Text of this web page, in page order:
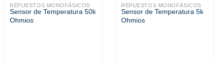
REPUESTOS MONOFÁSICOS
Sensor de Temperatura 50k
Ohmios
REPUESTOS MONOFÁSICOS
Sensor de Temperatura 5k
Ohmios